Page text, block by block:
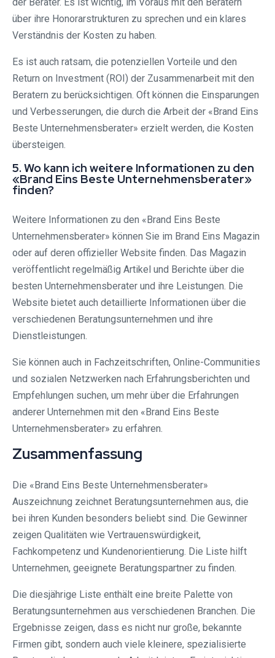
über ihre Honorarstrukturen zu sprechen und ein klares
Verständnis der Kosten zu haben.
Es ist auch ratsam, die potenziellen Vorteile und den
Return on Investment (ROI) der Zusammenarbeit mit den
Beratern zu berücksichtigen. Oft können die Einsparungen
und Verbesserungen, die durch die Arbeit der «Brand Eins
Beste Unternehmensberater» erzielt werden, die Kosten
übersteigen.
5. Wo kann ich weitere Informationen zu den
«Brand Eins Beste Unternehmensberater»
finden?
Weitere Informationen zu den «Brand Eins Beste
Unternehmensberater» können Sie im Brand Eins Magazin
oder auf deren offizieller Website finden. Das Magazin
veröffentlicht regelmäßig Artikel und Berichte über die
besten Unternehmensberater und ihre Leistungen. Die
Website bietet auch detaillierte Informationen über die
verschiedenen Beratungsunternehmen und ihre
Dienstleistungen.
Sie können auch in Fachzeitschriften, Online-Communities
und sozialen Netzwerken nach Erfahrungsberichten und
Empfehlungen suchen, um mehr über die Erfahrungen
anderer Unternehmen mit den «Brand Eins Beste
Unternehmensberater» zu erfahren.
Zusammenfassung
Die «Brand Eins Beste Unternehmensberater»
Auszeichnung zeichnet Beratungsunternehmen aus, die
bei ihren Kunden besonders beliebt sind. Die Gewinner
zeigen Qualitäten wie Vertrauenswürdigkeit,
Fachkompetenz und Kundenorientierung. Die Liste hilft
Unternehmen, geeignete Beratungspartner zu finden.
Die diesjährige Liste enthält eine breite Palette von
Beratungsunternehmen aus verschiedenen Branchen. Die
Ergebnisse zeigen, dass es nicht nur große, bekannte
Firmen gibt, sondern auch viele kleinere, spezialisierte